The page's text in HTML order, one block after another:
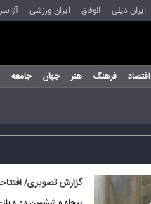
ایران دیلی الوفاق ایران ورزشی
اقتصاد فرهنگ هنر جهان جامعه
گزارش تصویری/